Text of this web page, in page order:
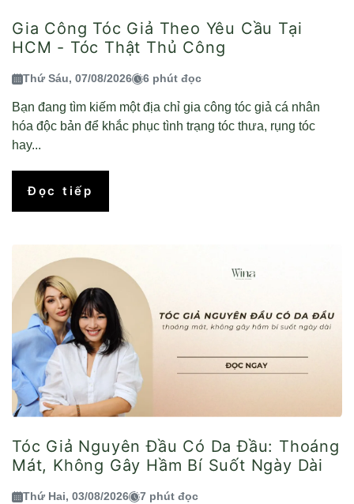
Gia Công Tóc Giả Theo Yêu Cầu Tại
HCM - Tóc Thật Thủ Công
Thứ Sáu, 07/08/2026 6 phút đọc
Bạn đang tìm kiếm một địa chỉ gia công tóc giả cá nhân
hóa độc bản để khắc phục tình trạng tóc thưa, rụng tóc
hay...
Đọc tiếp
Tóc Giả Nguyên Đầu Có Da Đầu: Thoáng
Mát, Không Gây Hầm Bí Suốt Ngày Dài
Thứ Hai, 03/08/2026 7 phút đọc